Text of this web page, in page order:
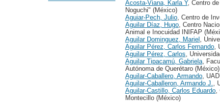
Acosta-Viana, Karla Y, Centro
Noguchi" (México)
Aguiar-Pech, Julio, Centro de
Aguilar Díaz, Hugo, Centro
Animal e Inocuidad INIFAP
Aguilar Dominguez, Mariel ,
Aguilar Pérez, Carlos Fernando,
Aguilar Pérez, Carlos,
Aguilar Tipacamú, Gabriela,
Autónoma de Querétaro (México)
Aguilar-Caballero, Armando,
Aguilar-Caballeron, Armando J.,
Aguilar-Castillo, Carlos Eduardo,
Montecillo (México)